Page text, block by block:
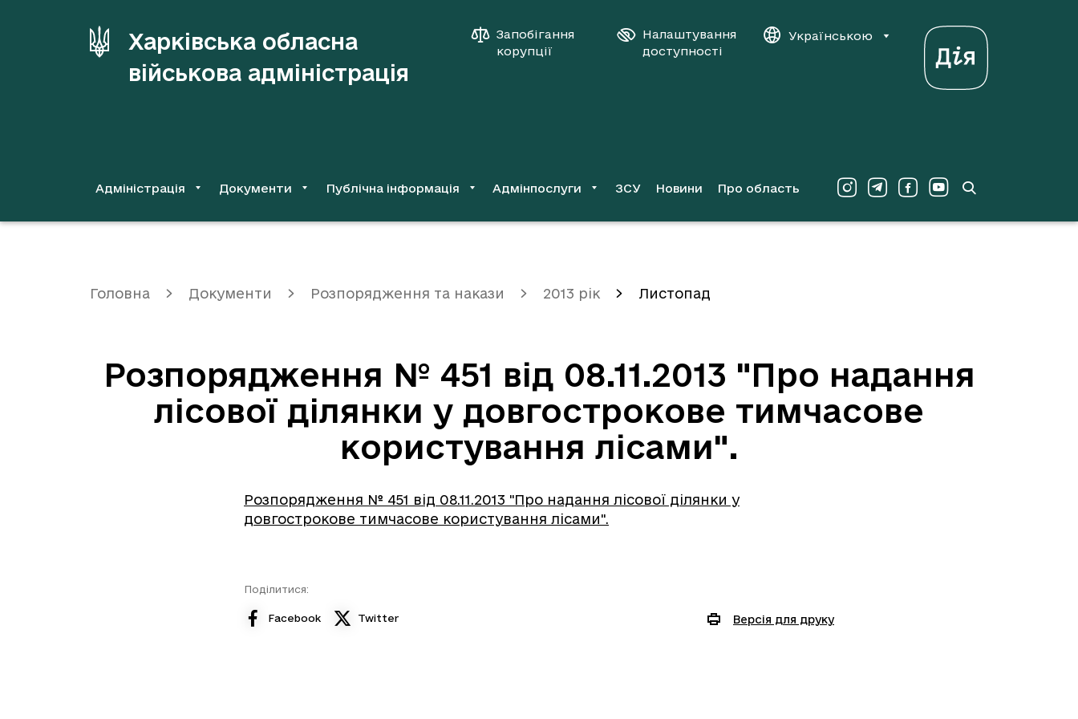
Харківська обласна
військова адміністрація
Запобігання
корупції
Налаштування
доступності
Українською
Адміністрація Документи Публічна інформація Адмінпослуги ЗСУ Новини Про область
Головна Документи Розпорядження та накази 2013 рік Листопад
Розпорядження № 451 від 08.11.2013 "Про надання
лісової ділянки у довгострокове тимчасове
користування лісами".
Розпорядження № 451 від 08.11.2013 "Про надання лісової ділянки у
довгострокове тимчасове користування лісами".
Поділитися:
Facebook Twitter Версія для друку